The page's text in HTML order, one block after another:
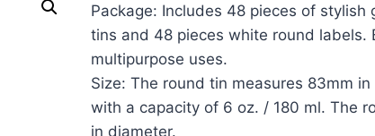
Package: Includes 48 pieces of
tins and 48 pieces white round labels.
multipurpose uses.
Size: The round tin measures 83mm
with a capacity of 6 oz. / 180 ml. The
in diameter.